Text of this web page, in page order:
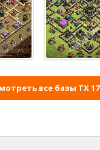
все базы ТХ 17